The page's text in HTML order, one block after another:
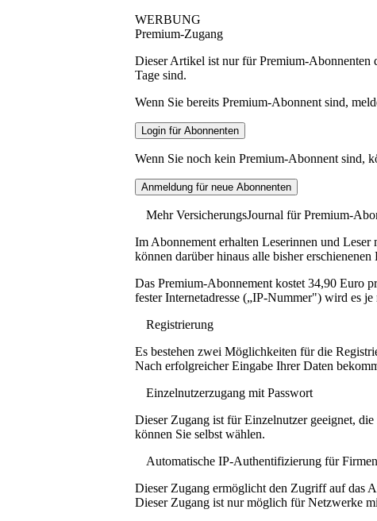
WERBUNG
Premium-Zugang
Dieser Artikel ist nur für Premium-Abonnenten
Tage sind.
Wenn Sie bereits Premium-Abonnent sind,
Wenn Sie noch kein Premium-Abonnent sind,
Mehr VersicherungsJournal für Premium-
Im Abonnement erhalten Leserinnen und
können darüber hinaus alle bisher
Das Premium-Abonnement kostet 34,90 Euro
fester Internetadresse („IP-Nummer") wird es
Registrierung
Es bestehen zwei Möglichkeiten für die
Nach erfolgreicher Eingabe Ihrer Daten
Einzelnutzerzugang mit Passwort
Dieser Zugang ist für Einzelnutzer geeignet,
können Sie selbst wählen.
Automatische IP-Authentifizierung für
Dieser Zugang ermöglicht den Zugriff auf das
Dieser Zugang ist nur möglich für Netzwerke